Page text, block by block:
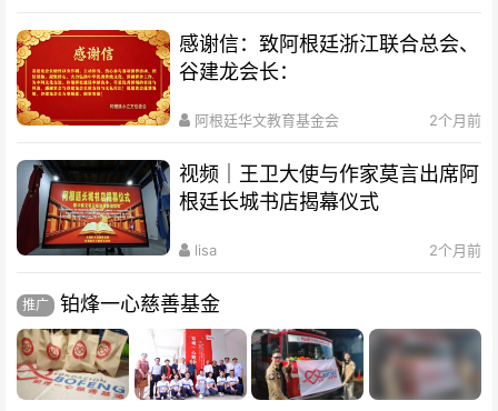
感谢信：致阿根廷浙江联合总会、
谷建龙会长：
阿根廷华文教育基金会 2个月前
视频｜王卫大使与作家莫言出席阿
根廷长城书店揭幕仪式
lisa 2个月前
推广 铂烽一心慈善基金